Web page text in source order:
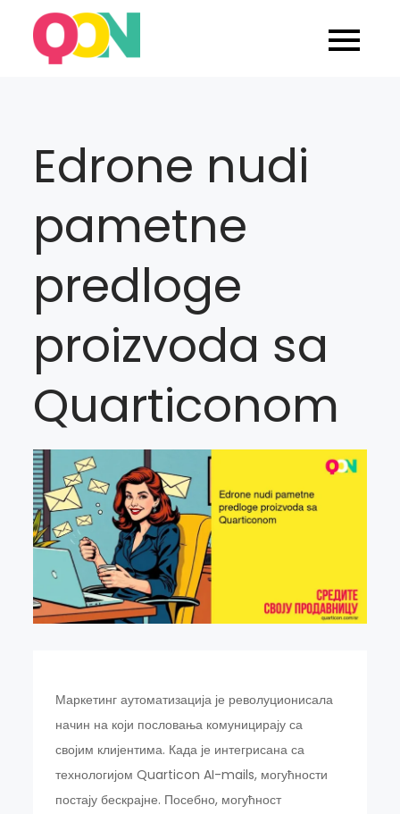
content
Blog Quarticon
Edrone nudi
pametne
predloge
proizvoda sa
Quarticonom
Маркетинг аутоматизација је револуционисала
начин на који пословања комуницирају са
својим клијентима. Када је интегрисана са
технологијом Quarticon AI-mails, могућности
постају бескрајне. Посебно, могућност